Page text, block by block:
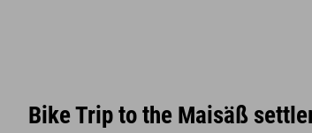
Bike Trip to the Maisäß